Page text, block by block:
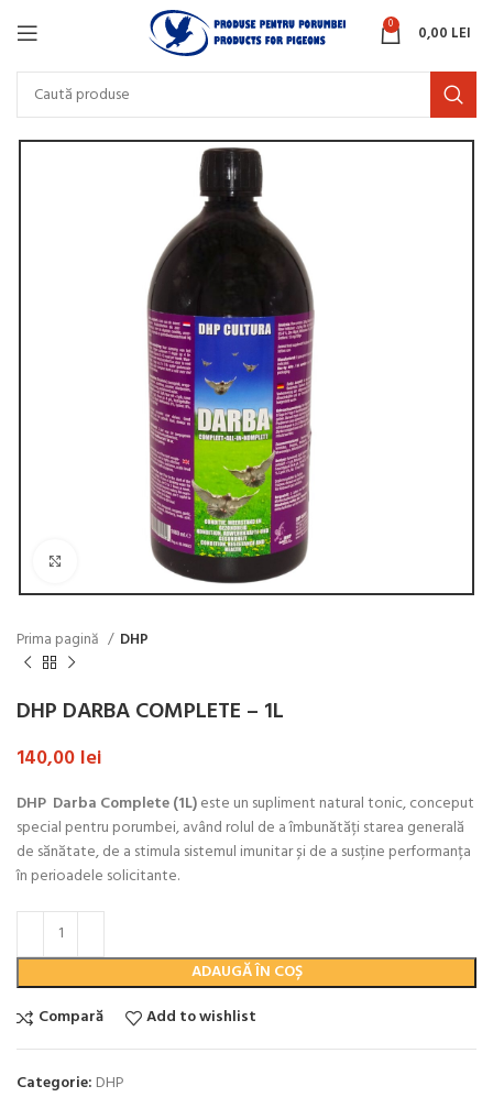
0 0,00 LEI
Click to enlarge
Prima pagină DHP
DHP DARBA COMPLETE – 1L
140,00 lei
DHP Darba Complete (1L)este un supliment natural tonic, conceput
special pentru porumbei, având rolul de a îmbunătăți starea generală
de sănătate, de a stimula sistemul imunitar și de a susține performanța
în perioadele solicitante.
ADAUGĂ ÎN COȘ
Compară
Add to wishlist
Categorie: DHP